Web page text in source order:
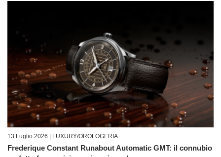
13 Luglio 2026 | LUXURY/OROLOGERIA
Frederique Constant Runabout Automatic GMT: il connubio